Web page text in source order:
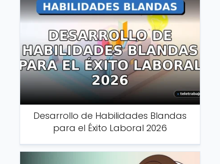
Desarrollo de Habilidades Blandas
para el Éxito Laboral 2026